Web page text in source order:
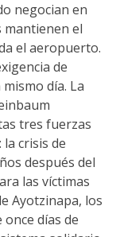
negocian en
mantienen el
el aeropuerto.
de
día. La
tres fuerzas
crisis de
después del
las víctimas
Ayotzinapa, los
días de